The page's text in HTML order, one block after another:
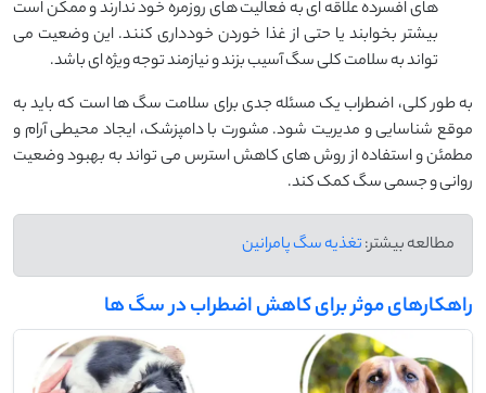
‌های افسرده علاقه ‌ای به فعالیت ‌های روزمره خود ندارند و ممکن است
بیشتر بخوابند یا حتی از غذا خوردن خودداری کنند. این وضعیت می
‌تواند به سلامت کلی سگ آسیب بزند و نیازمند توجه ویژه ‌ای باشد.
به طور کلی، اضطراب یک مسئله جدی برای سلامت سگ ‌ها است که باید به
موقع شناسایی و مدیریت شود. مشورت با دامپزشک، ایجاد محیطی آرام و
مطمئن و استفاده از روش‌ های کاهش استرس می ‌تواند به بهبود وضعیت
روانی و جسمی سگ کمک کند.
مطالعه بیشتر:تغذیه سگ پامرانین
راهکارهای موثر برای کاهش اضطراب در سگ ها